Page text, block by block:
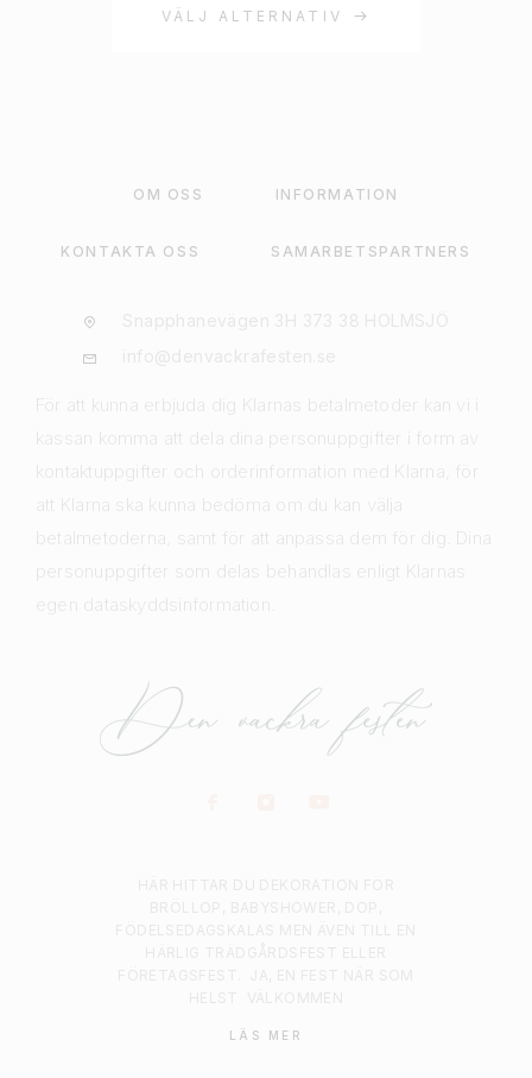
VÄLJ ALTERNATIV
OM OSS INFORMATION
KONTAKTA OSS SAMARBETSPARTNERS
För att kunna erbjuda dig Klarnas betalmetoder kan vi i
kassan komma att dela dina personuppgifter i form av
kontaktuppgifter och orderinformation med Klarna, för
att Klarna ska kunna bedöma om du kan välja
betalmetoderna, samt för att anpassa dem för dig. Dina
personuppgifter som delas behandlas enligt Klarnas
egen dataskyddsinformation.
LÄS MER